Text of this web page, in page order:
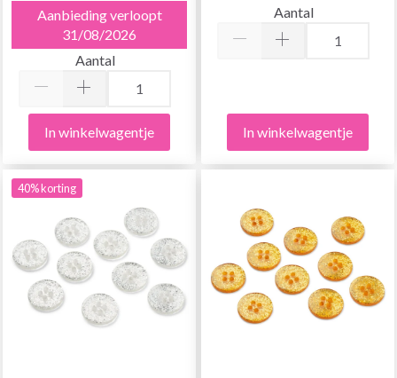
Aanbieding verloopt
31/08/2026
Aantal
In winkelwagentje
Aantal
In winkelwagentje
40% korting